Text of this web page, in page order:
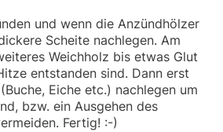
und wenn die Anzündhölzer
Scheite nachlegen. Am
Weichholz bis etwas Glut
entstanden sind. Dann erst
Eiche etc.) nachlegen um
bzw. ein Ausgehen des
Fertig! :-)